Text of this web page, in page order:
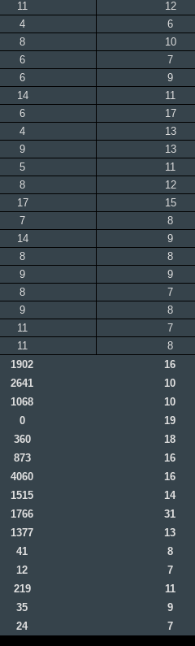
11 12
4 6
8 10
6 7
6 9
14 11
6 17
4 13
9 13
5 11
8 12
17 15
7 8
14 9
8 8
9 9
8 7
9 8
11 7
11 8
1902 16
2641 10
1068 10
0 19
360 18
873 16
4060 16
1515 14
1766 31
1377 13
41 8
12 7
219 11
35 9
24 7